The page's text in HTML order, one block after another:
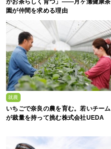
がお茶らしく育つ」――月ヶ瀬健康茶
園が仲間を求める理由
就農
いちごで奈良の農を育む。若いチーム
が裁量を持って挑む株式会社UEDA